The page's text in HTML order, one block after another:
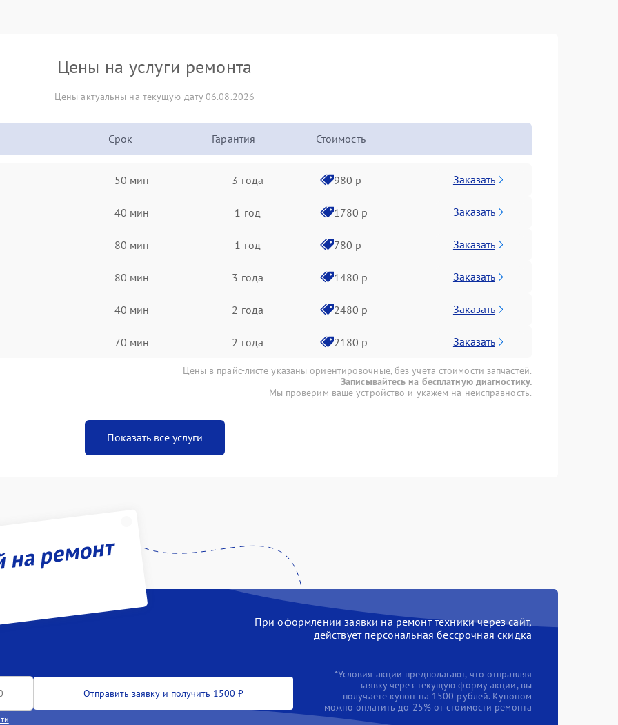
Цены на услуги ремонта
Цены актуальны на текущую дату 06.08.2026
Срок Гарантия Стоимость
50 мин 3 года 980 р Заказать
40 мин 1 год 1780 р Заказать
80 мин 1 год 780 р Заказать
80 мин 3 года 1480 р Заказать
40 мин 2 года 2480 р Заказать
70 мин 2 года 2180 р Заказать
Цены в прайс-листе указаны ориентировочные, без учета стоимости запчастей.
Записывайтесь на бесплатную диагностику.
Мы проверим ваше устройство и укажем на неисправность.
Показать все услуги
ремонт
При оформлении заявки на ремонт техники через сайт,
действует персональная бессрочная скидка
Отправить заявку и получить 1500 ₽
*Условия акции предполагают, что отправляя
заявку через текущую форму акции, вы
получаете купон на 1500 рублей. Купоном
можно оплатить до 25% от стоимости ремонта